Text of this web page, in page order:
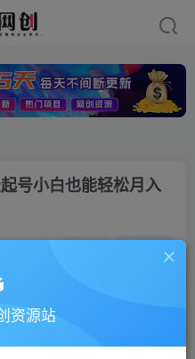
号小白也能轻松月入
私信
资源站